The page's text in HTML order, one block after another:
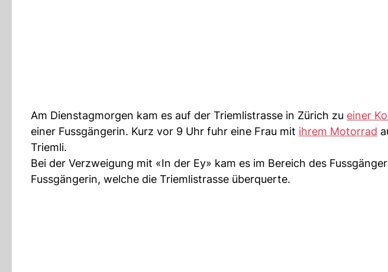
Am Dienstagmorgen kam es auf der Triemlistrasse in Zürich zu einer
einer Fussgängerin. Kurz vor 9 Uhr fuhr eine Frau mit ihrem Motorrad
Triemli.
Bei der Verzweigung mit «In der Ey» kam es im Bereich des
Fussgängerin, welche die Triemlistrasse überquerte.